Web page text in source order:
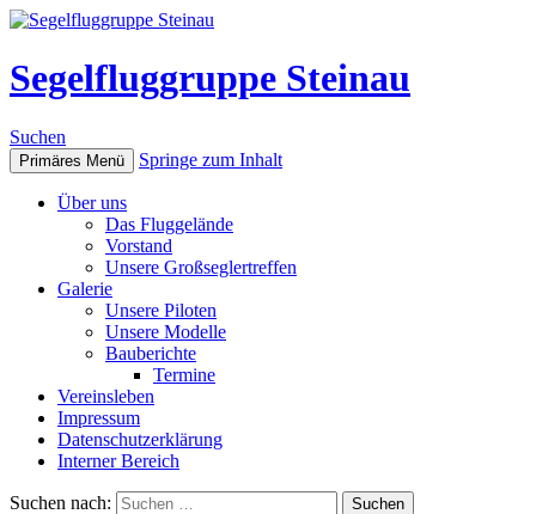
Segelfluggruppe Steinau
Suchen
Primäres Menü Springe zum Inhalt
Über uns
Das Fluggelände
Vorstand
Unsere Großseglertreffen
Galerie
Unsere Piloten
Unsere Modelle
Bauberichte
Termine
Vereinsleben
Impressum
Datenschutzerklärung
Interner Bereich
Suchen nach: